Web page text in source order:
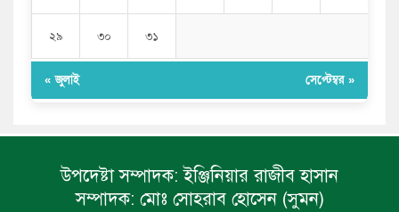
২৯ ৩০ ৩১
« জুলাই সেপ্টেম্বর »
উপদেষ্টা সম্পাদক: ইঞ্জিনিয়ার রাজীব হাসান
সম্পাদক: মোঃ সোহরাব হোসেন (সুমন)